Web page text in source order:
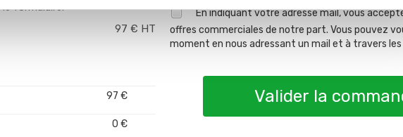
formulaire.
97 € HT
97 €
0 €
En indiquant votre adresse mail, vous
offres commerciales de notre part. Vous pouvez
moment en nous adressant un mail et à travers
Valider la